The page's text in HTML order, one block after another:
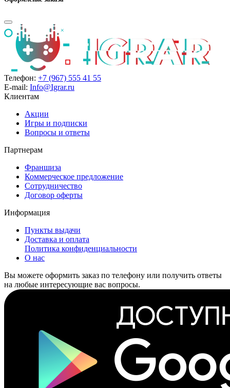
Телефон: +7 (967) 555 41 55
E-mail: Info@Igrar.ru
Клиентам
Акции
Игры и подписки
Вопросы и ответы
Партнерам
Франшиза
Коммерческое предложение
Сотрудничество
Договор оферты
Информация
Пункты выдачи
Доставка и оплата
Политика конфиденциальности
О нас
Вы можете оформить заказ по телефону или получить ответы
на любые интересующие вас вопросы.